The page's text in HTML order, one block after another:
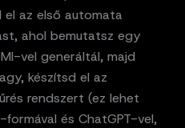
el az első automata
ahol bemutatsz egy
vel generáltál, majd
készítsd el az
rendszert (ez lehet
és ChatGPT-vel,